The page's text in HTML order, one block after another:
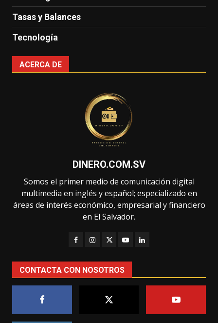
Tasas y Balances
Tecnología
ACERCA DE
DINERO.COM.SV
Somos el primer medio de comunicación digital
multimedia en inglés y español; especializado en
áreas de interés económico, empresarial y financiero
en El Salvador.
CONTACTA CON NOSOTROS